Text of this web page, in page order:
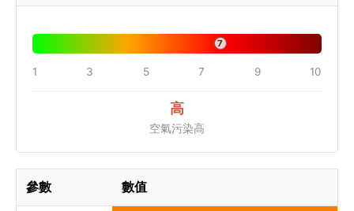
7
1 3 5 7 9 10
高
空氣污染高
參數 數值